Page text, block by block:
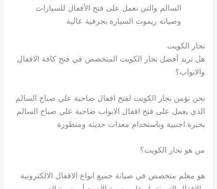
السالم والتي نعمل على فتح الأقفال للسيارات
وصيانة ريموت السيارة بحرفية عالية
نجار الكويت
هل تريد أفضل نجار الكويت المتخصص في فتح كافة الاقفال
والابواب؟
نحن نؤمن نجار الكويت لفتح اقفال ضاحية علي صباح السالم
الذي يعمل على فتح اقفال الابواب ضاحية علي صباح السالم
بخبرة اجنبية وباستخدام معدات حديثة ومتطورة
من هو نجار الكويت؟
هو معلم متخصص في صيانة جميع انواع الاقفال الالكترونية